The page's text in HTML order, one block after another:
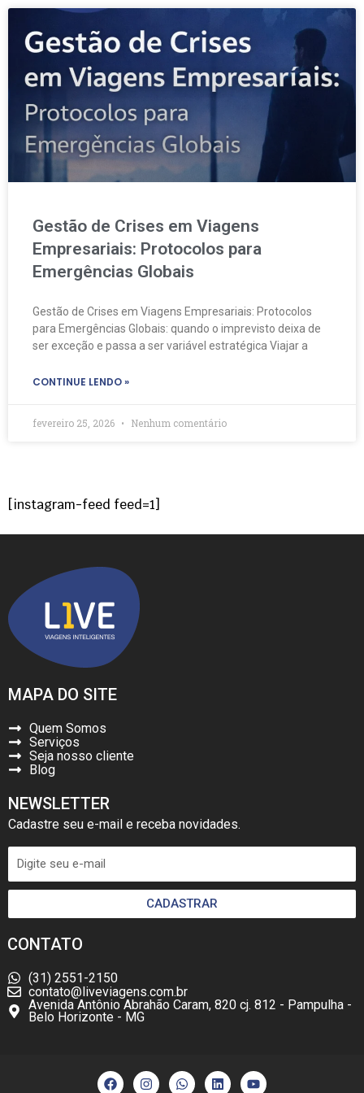
Gestão de Crises em Viagens
Empresariais: Protocolos para
Emergências Globais
Gestão de Crises em Viagens Empresariais: Protocolos
para Emergências Globais: quando o imprevisto deixa de
ser exceção e passa a ser variável estratégica Viajar a
CONTINUE LENDO »
fevereiro 25, 2026 Nenhum comentário
[instagram-feed feed=1]
MAPA DO SITE
Quem Somos
Serviços
Seja nosso cliente
Blog
NEWSLETTER
Cadastre seu e-mail e receba novidades.
CADASTRAR
CONTATO
(31) 2551-2150
contato@liveviagens.com.br
Avenida Antônio Abrahão Caram, 820 cj. 812 - Pampulha -
Belo Horizonte - MG
F
a
I
n
W
h
L
i
Y
o